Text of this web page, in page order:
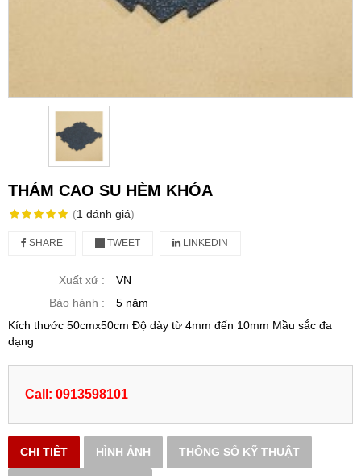
THẢM CAO SU HÈM KHÓA
(1 đánh giá)
SHARE TWEET LINKEDIN
Xuất xứ :
VN
Bảo hành :
5 năm
Kích thước 50cmx50cm Độ dày từ 4mm đến 10mm Mầu sắc đa
dạng
Call: 0913598101
CHI TIẾT HÌNH ẢNH THÔNG SỐ KỸ THUẬT